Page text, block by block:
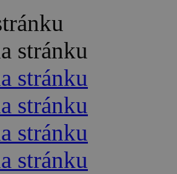
stránku
stránku
stránku
stránku
stránku